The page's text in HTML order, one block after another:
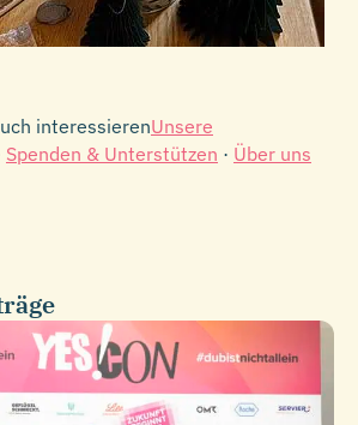
interessierenUnsere
Spenden & Unterstützen · Über uns